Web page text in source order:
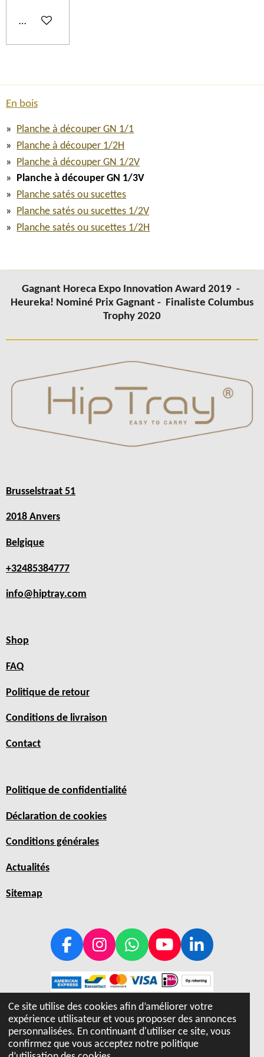
Ce site utilise des cookies afin d’améliorer votre
expérience utilisateur et vous proposer des annonces
personnalisées. En continuant d'utiliser ce site, vous
confirmez que vous acceptez notre politique
Ajouter au panier
En bois
Planche à découper GN 1/1
Planche à découper 1/2H
Planche à découper GN 1/2V
Planche à découper GN 1/3V
Planche satés ou sucettes
Planche satés ou sucettes 1/2V
Planche satés ou sucettes 1/2H
Gagnant Horeca Expo Innovation Award 2019 -
Heureka! Nominé Prix Gagnant - Finaliste Columbus
Trophy 2020
Brusselstraat 51
2018 Anvers
Belgique
+32485384777
info@hiptray.com
Shop
FAQ
Politique de retour
Conditions de livraison
Contact
Politique de confidentialité
Déclaration de cookies
Conditions générales
Actualités
Sitemap
F
c
e
b
o
o
I
s
t
a
g
r
W
a
t
s
A
p
Y
u
T
u
b
e
L
n
k
e
d
I
© 2019 - 2026 Hiptray